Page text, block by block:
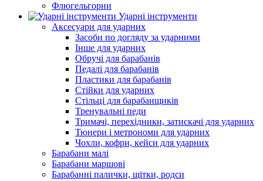
Флюгельгорни
Ударні інструменти
Аксесуари для ударних
Засоби по догляду за ударними
Інше для ударних
Обручі для барабанів
Педалі для барабанів
Пластики для барабанів
Стійки для ударних
Стільці для барабанщиків
Тренувальні педи
Тримачі, перехідники, затискачі для ударних
Тюнери і метрономи для ударних
Чохли, кофри, кейси для ударних
Барабани малі
Барабани маршові
Барабанні палички, щітки, родси